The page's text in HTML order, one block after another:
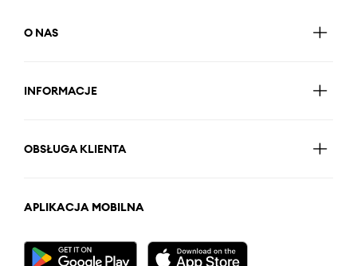
O NAS
INFORMACJE
OBSŁUGA KLIENTA
APLIKACJA MOBILNA